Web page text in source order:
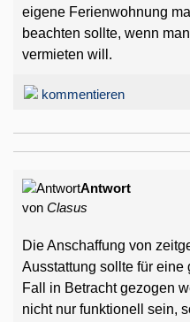
eigene Ferienwohnung
beachten sollte, wenn
vermieten will.
kommentieren
Antwort
von Clasus
Die Anschaffung von
Ausstattung sollte für eine
Fall in Betracht gezogen
nicht nur funktionell sein,